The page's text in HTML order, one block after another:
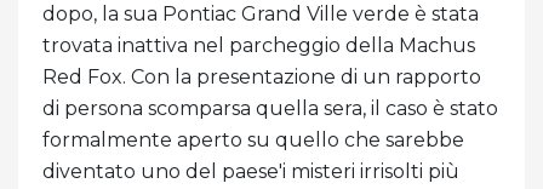
dopo, la sua Pontiac Grand Ville verde è stata
trovata inattiva nel parcheggio della Machus
Red Fox. Con la presentazione di un rapporto
di persona scomparsa quella sera, il caso è stato
formalmente aperto su quello che sarebbe
diventato uno del paese'i misteri irrisolti più